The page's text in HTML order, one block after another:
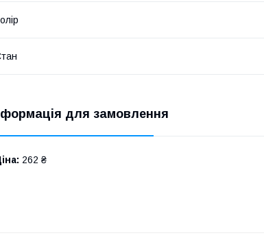
для замовлення
262 ₴